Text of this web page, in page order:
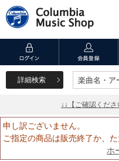
詳細検索 楽曲名・ア
楽曲名・ア
↓↓【ご確認くだ
申し訳ございません。
ご指定の商品は販売終了か、
ホ